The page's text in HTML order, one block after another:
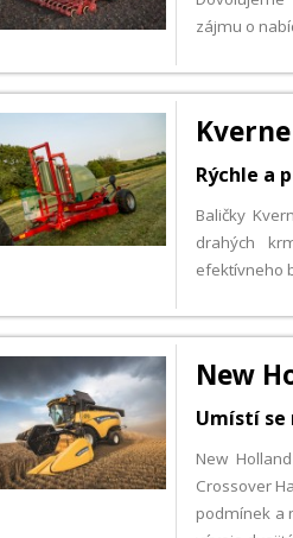
zájmu o
Rýchle a
Baličky
drahých
efektívneho
New
Umístí se
New
Crossover
podmínek a